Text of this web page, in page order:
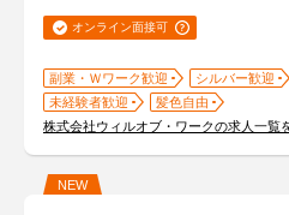
オンライン面接可
副業・Ｗワーク歓迎 シルバー歓迎
未経験者歓迎
髪色自由
株式会社ウィルオブ・ワークの求人一覧
NEW